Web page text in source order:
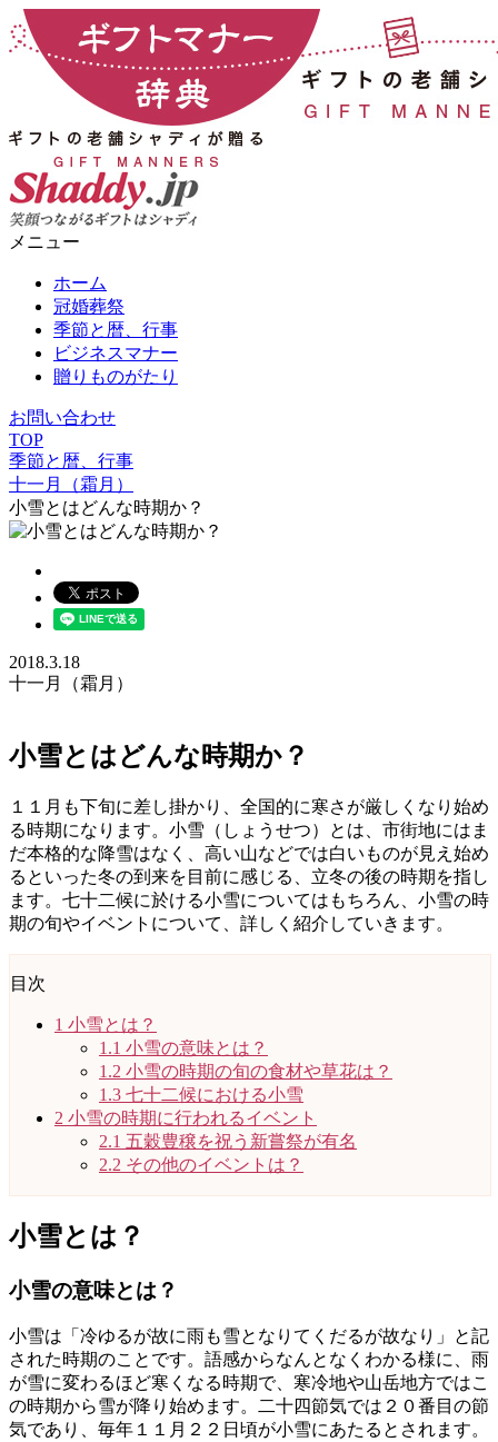
メニュー
ホーム
冠婚葬祭
季節と暦、行事
ビジネスマナー
贈りものがたり
お問い合わせ
TOP
季節と暦、行事
十一月（霜月）
小雪とはどんな時期か？
2018.3.18
十一月（霜月）
小雪とはどんな時期か？
１１月も下旬に差し掛かり、全国的に寒さが厳しくなり始め
る時期になります。小雪（しょうせつ）とは、市街地にはま
だ本格的な降雪はなく、高い山などでは白いものが見え始め
るといった冬の到来を目前に感じる、立冬の後の時期を指し
ます。七十二候に於ける小雪についてはもちろん、小雪の時
期の旬やイベントについて、詳しく紹介していきます。
目次
1 小雪とは？
1.1 小雪の意味とは？
1.2 小雪の時期の旬の食材や草花は？
1.3 七十二候における小雪
2 小雪の時期に行われるイベント
2.1 五穀豊穣を祝う新嘗祭が有名
2.2 その他のイベントは？
小雪とは？
小雪の意味とは？
小雪は「冷ゆるが故に雨も雪となりてくだるが故なり」と記
された時期のことです。語感からなんとなくわかる様に、雨
が雪に変わるほど寒くなる時期で、寒冷地や山岳地方ではこ
の時期から雪が降り始めます。二十四節気では２０番目の節
気であり、毎年１１月２２日頃が小雪にあたるとされます。